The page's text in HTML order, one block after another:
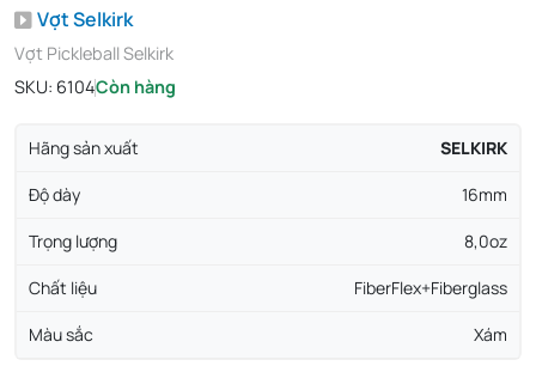
Vợt Selkirk
Vợt Pickleball Selkirk
SKU: 6104Còn hàng
Hãng sản xuất SELKIRK
Độ dày 16mm
Trọng lượng 8,0oz
Chất liệu FiberFlex+Fiberglass
Màu sắc Xám